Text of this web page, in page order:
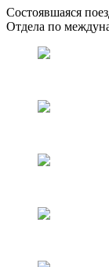
Состоявшаяся
Отдела по